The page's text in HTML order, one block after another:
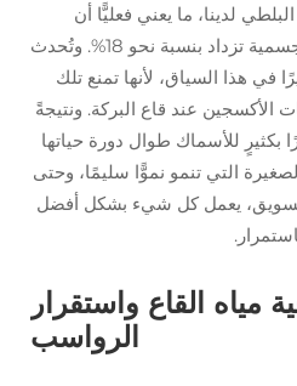
البلطي لدينا، ما يعني فعليًّا أن
كفاءة تحويل الغذاء إلى كتلة جسمية تزداد بنسبة نحو 18%. وتُحدث
في هذا السياق، لأنها تمنع تلك
الأكسجين عند قاع البركة. ونتيجةً
بكثيرٍ للأسماك طوال دورة حياتها
التي تنمو نموًّا سليمًا، وحتى
يعمل كل شيء بشكل أفضل
مياه القاع واستقرار
الرواسب